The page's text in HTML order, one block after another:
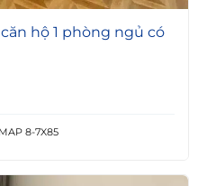
hộ 1 phòng ngủ có
MAP 8-7X85